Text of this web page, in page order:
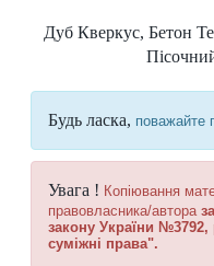
Дуб Кверкус, Бетон
Будь ласка, поважайте
Увага ! Копіювання
правовласника/автора
закону України №3792,
суміжні права".